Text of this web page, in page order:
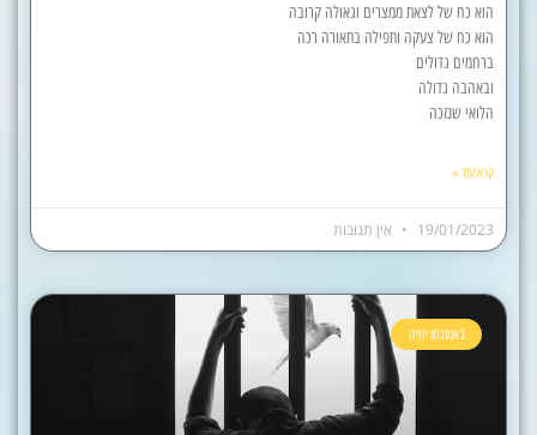
הוא כח של לצאת ממצרים וגאולה קרובה
הוא כח של צעקה ותפילה בתאורה רכה
ברחמים גדולים
ובאהבה גדולה
הלואי שנזכה
קרא עוד »
19/01/2023 אין תגובות
באמונתו יחיה